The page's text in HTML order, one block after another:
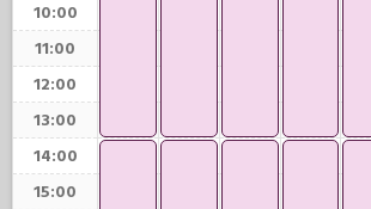
10:00
11:00
12:00
13:00
14:00
15:00